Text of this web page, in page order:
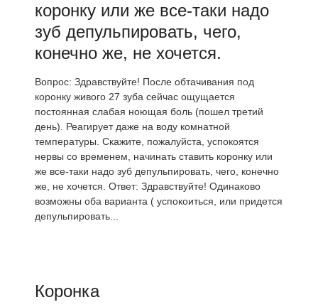
коронку или же все-таки надо
зуб депульпировать, чего,
конечно же, не хочется.
Вопрос: Здравствуйте! После обтачивания под
коронку живого 27 зуба сейчас ощущается
постоянная слабая ноющая боль (пошел третий
день). Реагирует даже на воду комнатной
температуры. Скажите, пожалуйста, успокоятся
нервы со временем, начинать ставить коронку или
же все-таки надо зуб депульпировать, чего, конечно
же, не хочется. Ответ: Здравствуйте! Одинаково
возможны оба варианта ( успокоиться, или придется
депульпировать...
Коронка